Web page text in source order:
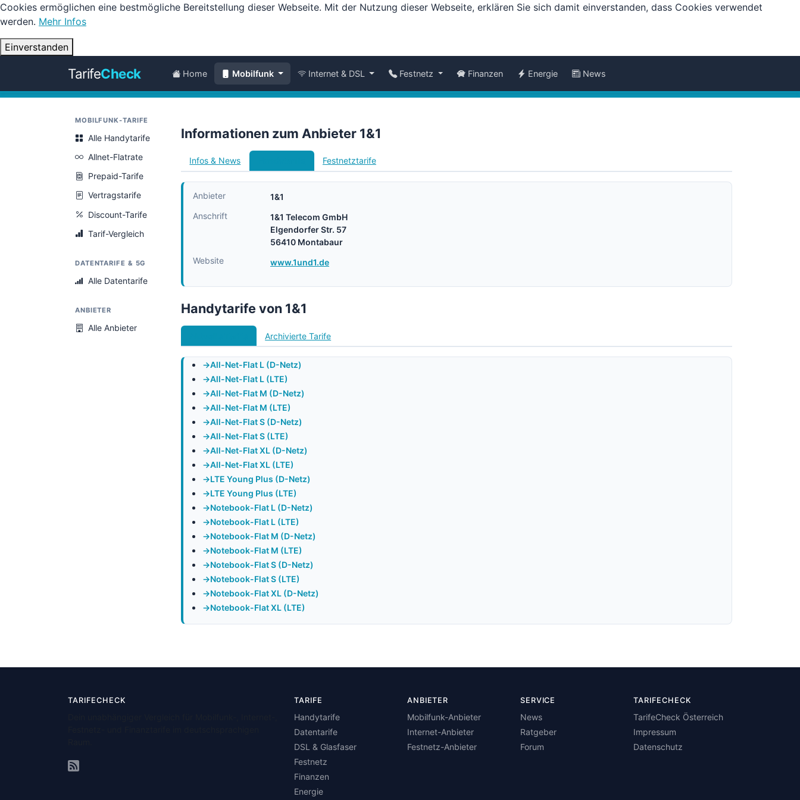
Cookies ermöglichen eine bestmögliche Bereitstellung dieser Webseite. Mit der Nutzung dieser Webseite, erklären Sie sich damit einverstanden, dass Cookies verwendet
werden. Mehr Infos
Einverstanden
TarifeCheck Home Mobilfunk Internet & DSL Festnetz Finanzen Energie News
MOBILFUNK-TARIFE
Alle Handytarife
Allnet-Flatrate
Prepaid-Tarife
Vertragstarife
Discount-Tarife
Tarif-Vergleich
DATENTARIFE & 5G
Alle Datentarife
ANBIETER
Alle Anbieter
Informationen zum Anbieter 1&1
Infos & News Festnetztarife
Anbieter
1&1
Anschrift
1&1 Telecom GmbH
Elgendorfer Str. 57
56410 Montabaur
Website
www.1und1.de
Handytarife von 1&1
Archivierte Tarife
All-Net-Flat L (D-Netz)
All-Net-Flat L (LTE)
All-Net-Flat M (D-Netz)
All-Net-Flat M (LTE)
All-Net-Flat S (D-Netz)
All-Net-Flat S (LTE)
All-Net-Flat XL (D-Netz)
All-Net-Flat XL (LTE)
LTE Young Plus (D-Netz)
LTE Young Plus (LTE)
Notebook-Flat L (D-Netz)
Notebook-Flat L (LTE)
Notebook-Flat M (D-Netz)
Notebook-Flat M (LTE)
Notebook-Flat S (D-Netz)
Notebook-Flat S (LTE)
Notebook-Flat XL (D-Netz)
Notebook-Flat XL (LTE)
TARIFECHECK TARIFE
Handytarife
Datentarife
DSL & Glasfaser
Festnetz
Finanzen
Energie
ANBIETER
Mobilfunk-Anbieter
Internet-Anbieter
Festnetz-Anbieter
SERVICE
News
Ratgeber
Forum
TARIFECHECK
TarifeCheck Österreich
Impressum
Datenschutz